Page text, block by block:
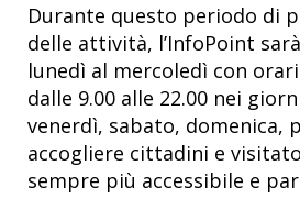
Durante questo periodo di
delle attività, l’InfoPoint
lunedì al mercoledì con
dalle 9.00 alle 22.00 nei
venerdì, sabato, domenica,
accogliere cittadini e
sempre più accessibile e